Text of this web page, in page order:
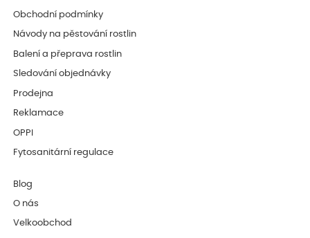
Obchodní podmínky
Návody na pěstování rostlin
Balení a přeprava rostlin
Sledování objednávky
Prodejna
Reklamace
OPPI
Fytosanitární regulace
Blog
O nás
Velkoobchod